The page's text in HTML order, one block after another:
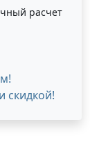
расчет
скидкой!